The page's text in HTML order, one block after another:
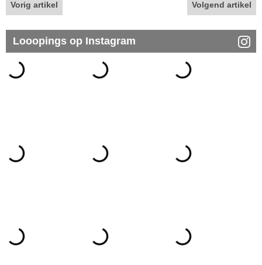
Vorig artikel Volgend artikel
Looopings op Instagram